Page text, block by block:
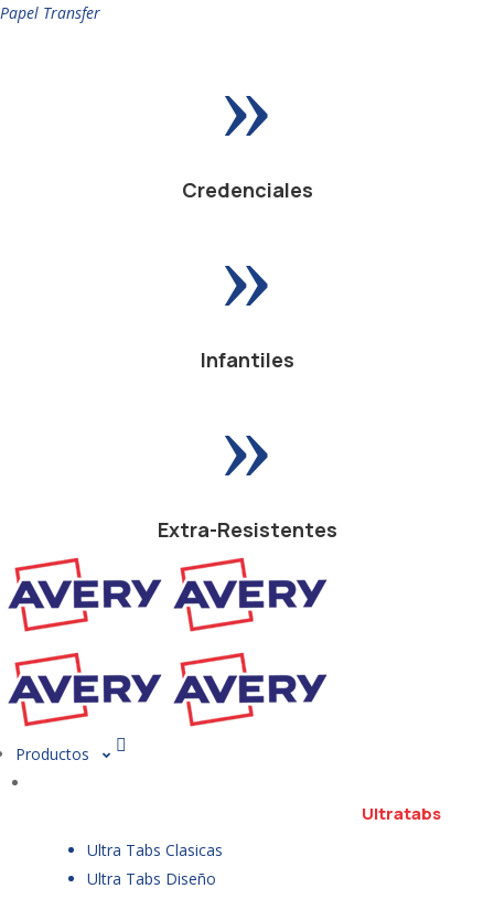
Papel Transfer
»
Credenciales
»
Infantiles
»
Extra-Resistentes
Productos
Ultratabs
Ultra Tabs Clasicas
Ultra Tabs Diseño